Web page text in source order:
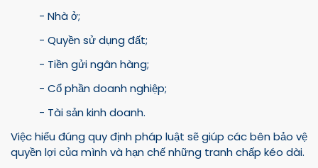
- Nhà ở;
- Quyền sử dụng đất;
- Tiền gửi ngân hàng;
- Cổ phần doanh nghiệp;
- Tài sản kinh doanh.
Việc hiểu đúng quy định pháp luật sẽ giúp các bên bảo vệ
quyền lợi của mình và hạn chế những tranh chấp kéo dài.